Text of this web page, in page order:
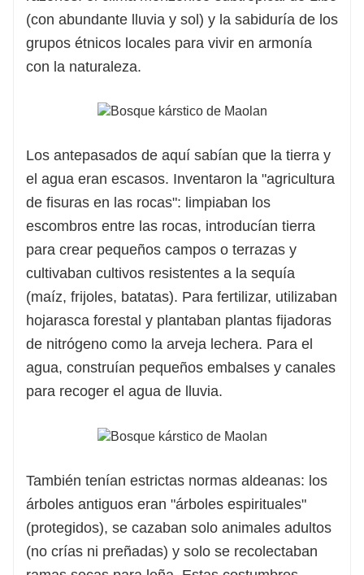
(con abundante lluvia y sol) y la sabiduría de los
grupos étnicos locales para vivir en armonía
con la naturaleza.
Los antepasados ​​de aquí sabían que la tierra y
el agua eran escasos. Inventaron la "agricultura
de fisuras en las rocas": limpiaban los
escombros entre las rocas, introducían tierra
para crear pequeños campos o terrazas y
cultivaban cultivos resistentes a la sequía
(maíz, frijoles, batatas). Para fertilizar, utilizaban
hojarasca forestal y plantaban plantas fijadoras
de nitrógeno como la arveja lechera. Para el
agua, construían pequeños embalses y canales
para recoger el agua de lluvia.
También tenían estrictas normas aldeanas: los
árboles antiguos eran "árboles espirituales"
(protegidos), se cazaban solo animales adultos
(no crías ni preñadas) y solo se recolectaban